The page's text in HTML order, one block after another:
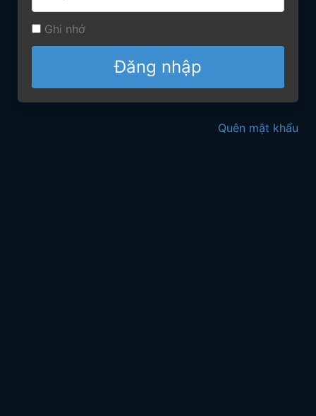
Ghi nhớ
Đăng nhập
Quên mật khẩu